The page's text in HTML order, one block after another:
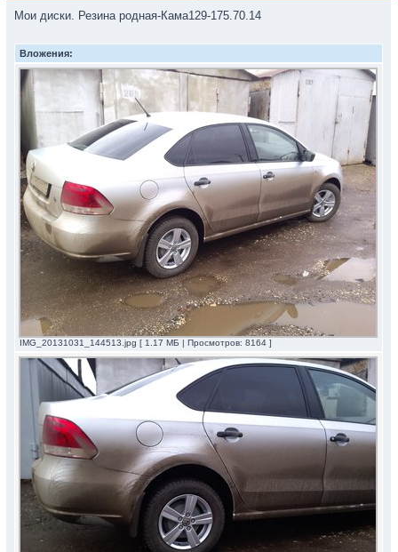
Мои диски. Резина родная-Кама129-175.70.14
Вложения:
IMG_20131031_144513.jpg [ 1.17 МБ | Просмотров: 8164 ]